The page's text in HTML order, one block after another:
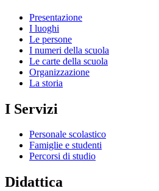
Presentazione
I luoghi
Le persone
I numeri della scuola
Le carte della scuola
Organizzazione
La storia
I Servizi
Personale scolastico
Famiglie e studenti
Percorsi di studio
Didattica